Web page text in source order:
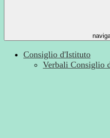
Consiglio d'Istituto
Verbali Consiglio